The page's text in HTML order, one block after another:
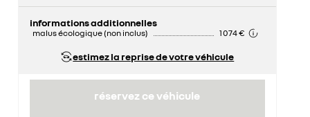
informations additionnelles
malus écologique (non inclus) 1 074 €
estimez la reprise de votre véhicule
réservez ce véhicule